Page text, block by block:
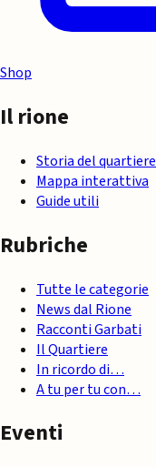
Shop
Il rione
Storia del quartiere
Mappa interattiva
Guide utili
Rubriche
Tutte le categorie
News dal Rione
Racconti Garbati
Il Quartiere
In ricordo di…
A tu per tu con…
Eventi